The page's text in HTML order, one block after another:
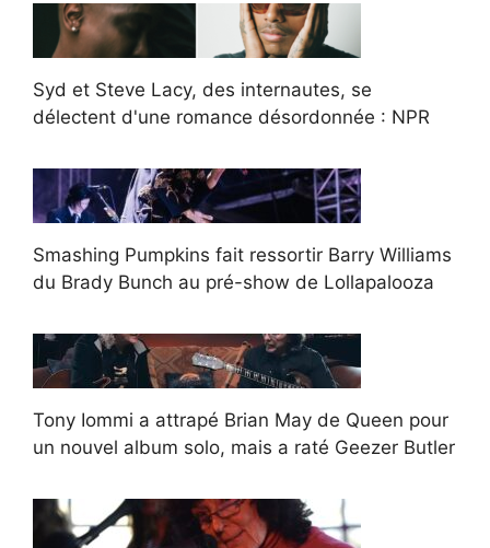
Syd et Steve Lacy, des internautes, se
délectent d'une romance désordonnée : NPR
Smashing Pumpkins fait ressortir Barry Williams
du Brady Bunch au pré-show de Lollapalooza
Tony Iommi a attrapé Brian May de Queen pour
un nouvel album solo, mais a raté Geezer Butler